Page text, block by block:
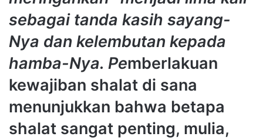
sebagai tanda kasih sayang-
Nya dan kelembutan kepada
hamba-Nya. Pemberlakuan
kewajiban shalat di sana
menunjukkan bahwa betapa
shalat sangat penting, mulia,